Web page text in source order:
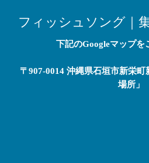
フィッシュソング｜
下記のGoogleマップを
〒907-0014 沖縄県石垣市新栄
場所」